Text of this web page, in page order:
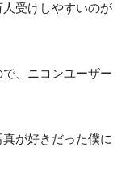
受けしやすいのが
、ニコンユーザー
が好きだった僕に